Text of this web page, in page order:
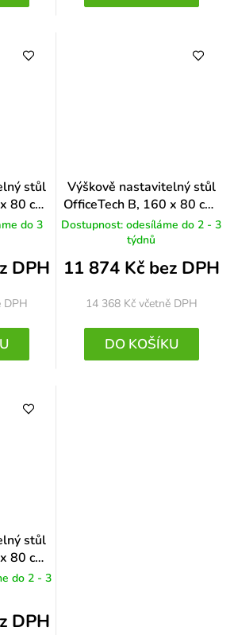
stůl
80 cm,
do 3
DPH
DPH
Výškově nastavitelný stůl
OfficeTech B, 160 x 80 cm,
černá podnož, bílá
Dostupnost: odesíláme do 2 - 3
týdnů
11 874 Kč bez DPH
14 368 Kč včetně DPH
DO KOŠÍKU
stůl
80 cm,
do 2 - 3
DPH